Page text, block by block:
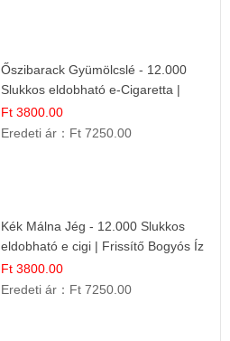
Őszibarack Gyümölcslé - 12.000
Slukkos eldobható e-Cigaretta |
Friss Gyümölcs Íz
Ft 3800.00
Eredeti ár： Ft 7250.00
Kék Málna Jég - 12.000 Slukkos
eldobható e cigi | Frissítő Bogyós Íz
Ft 3800.00
Eredeti ár： Ft 7250.00